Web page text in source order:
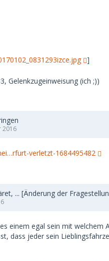
]
Gelenkzugeinweisung (ich ;))
2016
verletzt-1684495482
... [Änderung der
einem egal sein mit
dass jeder sein